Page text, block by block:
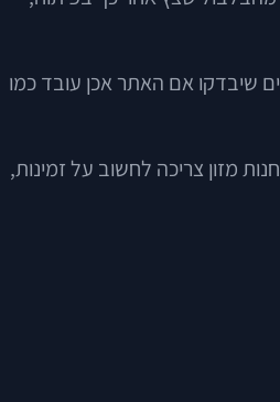
שיבדקו אם האתר אכן עובד כמו
מזון צריכה לחשוב על זמינות,